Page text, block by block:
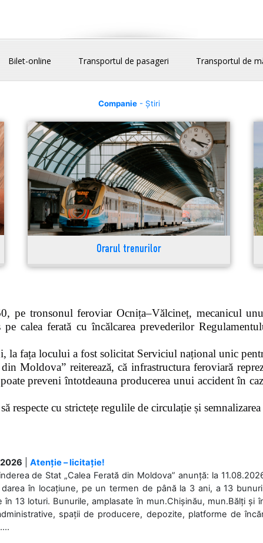
Bilet-online Transportul de pasageri Transportul de
Companie- Știri
Orarul trenurilor
tronsonul feroviar Ocnița–Vălcineț, mecanicul
calea ferată cu încălcarea prevederilor
la fața locului a fost solicitat Serviciul național unic
Moldova” reiterează, că infrastructura feroviară
preveni întotdeauna producerea unui accident în
respecte cu strictețe regulile de circulație și
Atenție – licitație!
de Stat „Calea Ferată din Moldova” anunță: la
darea în locațiune, pe un termen de până la 3 ani, a 13
în 13 loturi. Bunurile, amplasate în mun.Chișinău, mun.Bălți și
spații de producere, depozite, platforme de